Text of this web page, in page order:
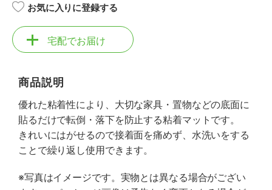
お気に入りに登録する
宅配でお届け
商品説明
優れた粘着性により、大切な家具・置物などの底面に
貼るだけで転倒・落下を防止する粘着マットです。
きれいにはがせるので接着面を痛めず、水洗いをする
ことで繰り返し使用できます。
※写真はイメージです。実物とは異なる場合がござい